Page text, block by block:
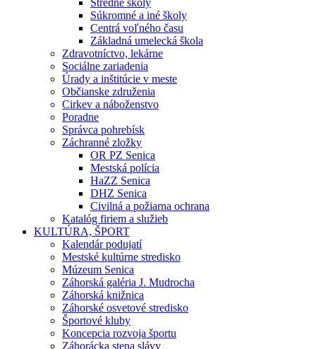
Stredné školy
Súkromné a iné školy
Centrá voľného času
Základná umelecká škola
Zdravotníctvo, lekárne
Sociálne zariadenia
Úrady a inštitúcie v meste
Občianske združenia
Cirkev a náboženstvo
Poradne
Správca pohrebísk
Záchranné zložky
OR PZ Senica
Mestská polícia
HaZZ Senica
DHZ Senica
Civilná a požiarna ochrana
Katalóg firiem a služieb
KULTÚRA, ŠPORT
Kalendár podujatí
Mestské kultúrne stredisko
Múzeum Senica
Záhorská galéria J. Mudrocha
Záhorská knižnica
Záhorské osvetové stredisko
Športové kluby
Koncepcia rozvoja športu
Záhorácka stena slávy